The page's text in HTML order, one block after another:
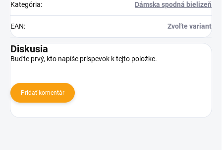
Kategória: Dámska spodná bielizeň
EAN: Zvoľte variant
Diskusia
Buďte prvý, kto napíše príspevok k tejto položke.
Pridať komentár